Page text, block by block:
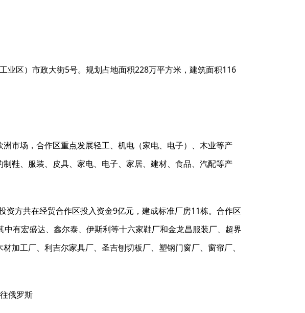
业区）市政大街5号。规划占地面积228万平方米，建筑面积116
市场，合作区重点发展轻工、机电（家电、电子）、木业等产
鞋、服装、皮具、家电、电子、家居、建材、食品、汽配等产
资方共在经贸合作区投入资金9亿元，建成标准厂房11栋。合作区
中有宏盛达、鑫尔泰、伊斯利等十六家鞋厂和金龙昌服装厂、超界
加工厂、利吉尔家具厂、圣吉刨切板厂、塑钢门窗厂、窗帘厂、
俄罗斯